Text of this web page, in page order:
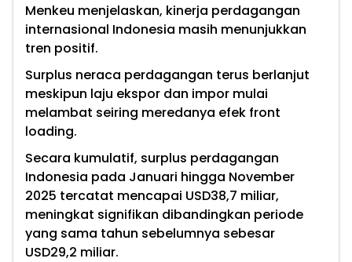
Menkeu menjelaskan, kinerja perdagangan
internasional Indonesia masih menunjukkan
tren positif.
Surplus neraca perdagangan terus berlanjut
meskipun laju ekspor dan impor mulai
melambat seiring meredanya efek front
loading.
Secara kumulatif, surplus perdagangan
Indonesia pada Januari hingga November
2025 tercatat mencapai USD38,7 miliar,
meningkat signifikan dibandingkan periode
yang sama tahun sebelumnya sebesar
USD29,2 miliar.